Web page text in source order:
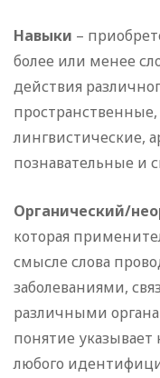
Навыки –
более или менее
действия
лингвистические,
познавательные и
Органический/
которая
смысле слова
заболеваниями,
различными
понятие указывает
любого